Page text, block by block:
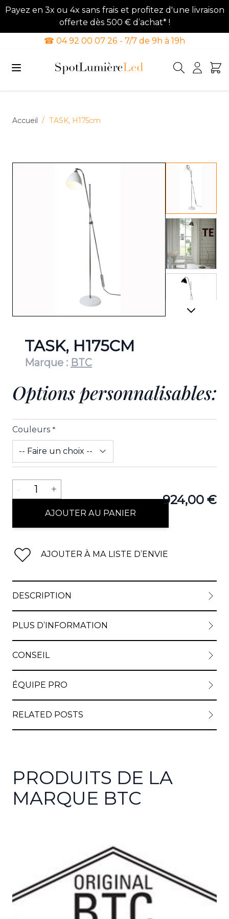
Payez en 3x ou 4x sans frais et profitez d'une livraison
offerte dès 500 € d’achat* !
☎ 04 92 00 07 26 - 7/7 de 9h à 19h
Accueil / TASK, H175cm
View
View
View
View
TASK, H175CM
Marque : BTC
Options personnalisables:
Couleurs *
924,00 €
Quantité
- 1 +
AJOUTER AU PANIER
AJOUTER À MA LISTE D’ENVIE
DESCRIPTION
PLUS D’INFORMATION
CONSEIL
ÉQUIPE PRO
RELATED POSTS
PRODUITS DE LA
MARQUE BTC